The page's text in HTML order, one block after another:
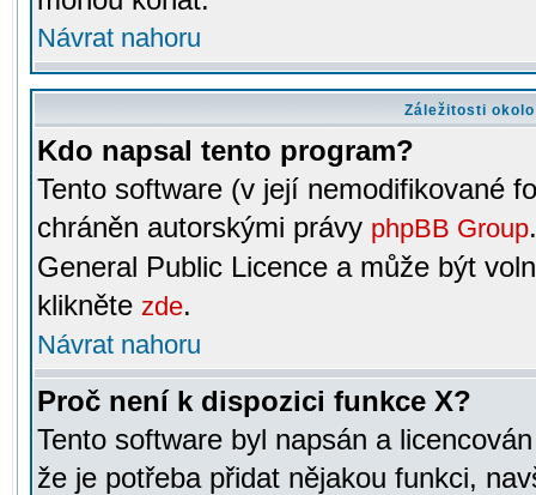
Návrat nahoru
Záležitosti
Kdo napsal tento program?
Tento software (v její nemodifikované
chráněn autorskými právy phpBB Group
General Public Licence a může být
klikněte zde.
Návrat nahoru
Proč není k dispozici funkce X?
Tento software byl napsán a
že je potřeba přidat nějakou funkci,